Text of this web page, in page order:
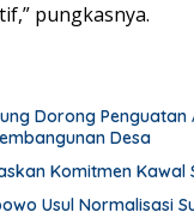
pungkasnya.
Dorong Penguatan
Desa
Komitmen Kawal
Usul Normalisasi